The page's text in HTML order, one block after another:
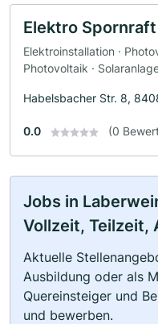
Elektro
Elektroinstallation ·
Photovoltaik ·
Habelsbacher Str. 8,
0.0 (0
Jobs in
Vollzeit, Teilzeit,
Aktuelle
Ausbildung oder als
Quereinsteiger und
und bewerben.